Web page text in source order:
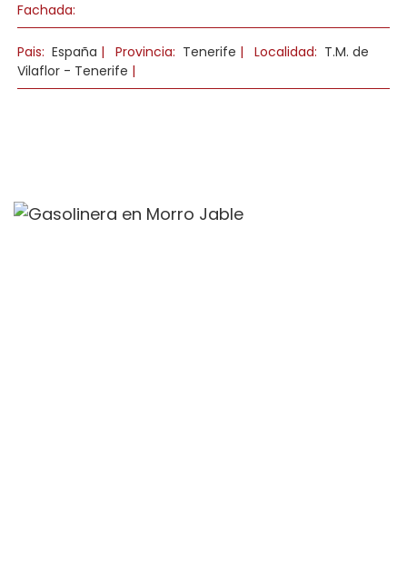
Fachada:
Pais: España | Provincia: Tenerife | Localidad: T.M. de
Vilaflor - Tenerife |